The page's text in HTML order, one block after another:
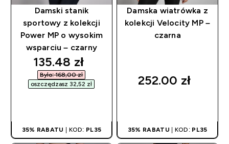
Damski stanik
sportowy z kolekcji
Power MP o wysokim
wsparciu – czarny
discounted price
135.48 zł‎
Było: 168,00 zł‎
oszczędzasz 32,52 zł‎
35% RABATU | KOD: PL35
Damska wiatrówka z
kolekcji Velocity MP –
czarna
252.00 zł‎
35% RABATU | KOD: PL35